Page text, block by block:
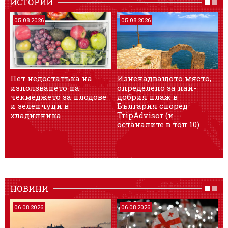
05.08.2026
Пет недостатъка на
използването на
чекмеджето за плодове
и зеленчуци в
хладилника
05.08.2026
Изненадващото място,
определено за най-
добрия плаж в
България според
TripAdvisor (и
останалите в топ 10)
НОВИНИ
06.08.2026 06.08.2026